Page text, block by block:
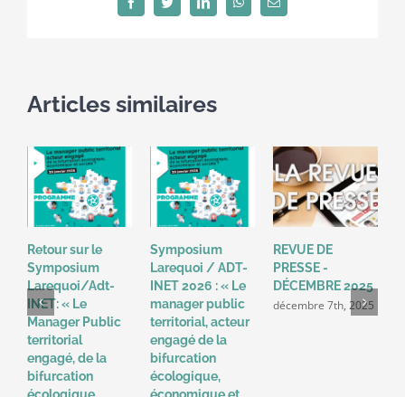
FacebookTwitterLinkedInWhatsAppEmail
Articles similaires
Retour sur le
Symposium
Larequoi/Adt-
INET: « Le
Manager Public
territorial
engagé, de la
bifurcation
Symposium
Larequoi / ADT-
INET 2026 : « Le
manager public
territorial, acteur
engagé de la
bifurcation
écologique,
REVUE DE
PRESSE -
DÉCEMBRE 2025
décembre 7th, 2025